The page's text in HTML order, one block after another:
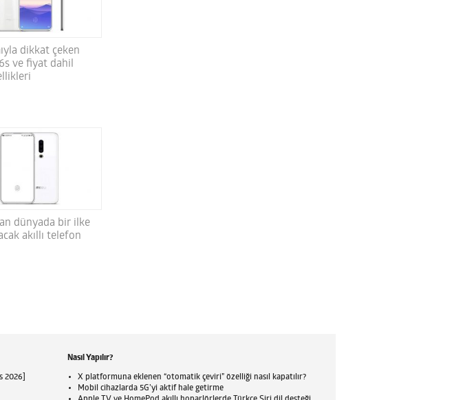
dikkat çeken
ve fiyat dahil
dünyada bir ilke
akıllı telefon
2026]
Nasıl Yapılır?
X platformuna eklenen “otomatik çeviri” özelliği nasıl kapatılır?
Mobil cihazlarda 5G’yi aktif hale getirme